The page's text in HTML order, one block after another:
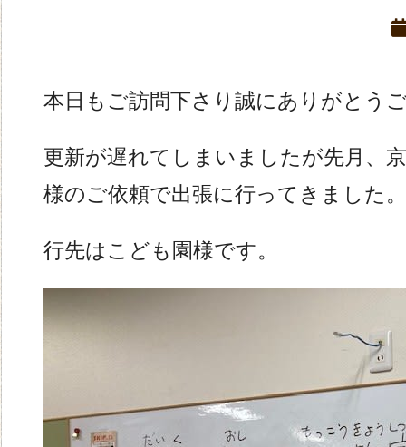
本日もご訪問下さり誠にありがとう
更新が遅れてしまいましたが先月、
様のご依頼で出張に行ってきました
行先はこども園様です。